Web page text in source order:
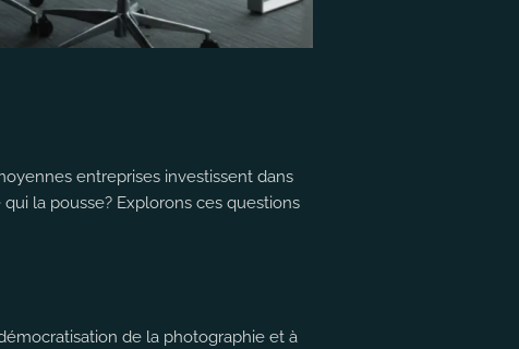
entreprises investissent dans
la pousse? Explorons ces questions
de la photographie et à